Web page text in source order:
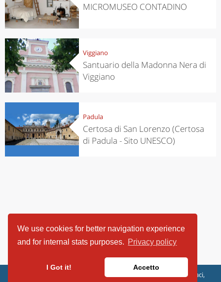
We use cookies for better navigation experience
and for internal stats purposes. Privacy policy
I Got it! Accetto
MICROMUSEO CONTADINO
Viggiano
Santuario della Madonna Nera di
Viggiano
Padula
Certosa di San Lorenzo (Certosa
di Padula - Sito UNESCO)
ViaggiArt - © 2013-2026 Altrama Italia SRL | Piazza Caduti di Capaci,